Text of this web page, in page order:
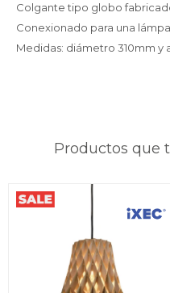
Colgante tipo globo
Conexionado para una
Medidas: diámetro 310mm y
Productos que